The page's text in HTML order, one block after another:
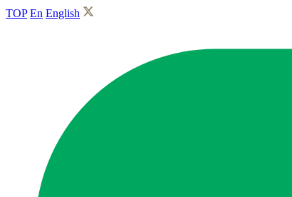
TOP En English